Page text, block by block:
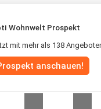
Wohnwelt Prospekt
mit mehr als 138
anschauen!
© Prospektangebote.de 2026 |
|